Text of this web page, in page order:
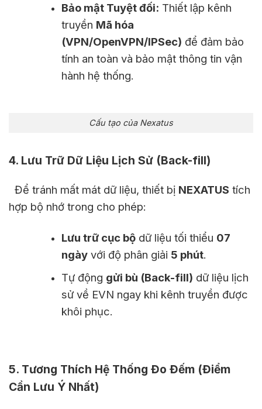
Bảo mật Tuyệt đối: Thiết lập kênh
truyền Mã hóa
(VPN/OpenVPN/IPSec) để đảm bảo
tính an toàn và bảo mật thông tin vận
hành hệ thống.
Cấu tạo của Nexatus
4. Lưu Trữ Dữ Liệu Lịch Sử (Back-fill)
Để tránh mất mát dữ liệu, thiết bị NEXATUS tích
hợp bộ nhớ trong cho phép:
Lưu trữ cục bộdữ liệu tối thiểu 07
ngàyvới độ phân giải 5 phút.
Tự động gửi bù (Back-fill) dữ liệu lịch
sử về EVN ngay khi kênh truyền được
khôi phục.
5. Tương Thích Hệ Thống Đo Đếm (Điểm
Cần Lưu Ý Nhất)